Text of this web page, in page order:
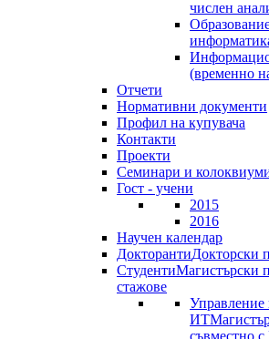
числен
(временно
Отчети
Нормативни документи
Профил на купувача
Контакти
Проекти
Семинари и
Гост - учени
2015
2016
Научен календар
ДокторантиДокторски
СтудентиМагистърски
стажове
Управление
ИТ
съвместно